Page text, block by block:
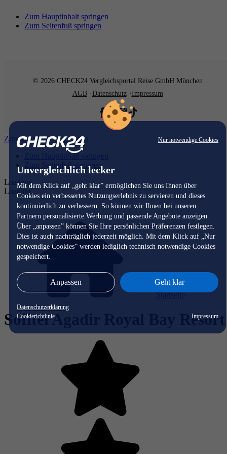
Nur notwendige Cookies
Unvergleichlich lecker
Mit dem Klick auf „geht klar” ermöglichen Sie uns Ihnen über
Cookies ein verbessertes Nutzungserlebnis zu servieren und dieses
kontinuierlich zu verbessern. So können wir Ihnen bei unseren
Partnern personalisierte Werbung und passende Angebote anzeigen.
Über „anpassen” können Sie Ihre persönlichen Präferenzen festlegen.
Dies ist auch nachträglich jederzeit möglich. Mit dem Klick auf „Nur
notwendige Cookies” werden lediglich technisch notwendige Cookies
gespeichert.
Anpassen Geht klar
Datenschutzerklärung
Cookierichtlinie
Impressum
Zum Hauptinhalt springen
Zum Seitenfuß springen
© 2026 CHECK24 Vergleichsportal Reise GmbH München
AGB
Datenschutz Impressum
Zum Hauptinhalt springen
Zum Hauptinhalt springen
Zum Seitenfuß springen
Loading...
Loading...
Startseite
Sofitel Agadir Royal Bay Resort